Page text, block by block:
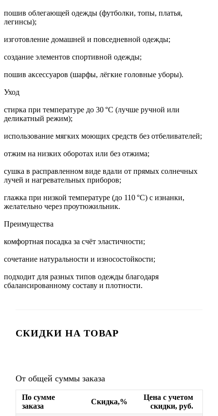
пошив облегающей одежды (футболки, топы, платья,
легинсы);
изготовление домашней и повседневной одежды;
создание элементов спортивной одежды;
пошив аксессуаров (шарфы, лёгкие головные уборы).
Уход
стирка при температуре до 30 °C (лучше ручной или
деликатный режим);
использование мягких моющих средств без отбеливателей;
отжим на низких оборотах или без отжима;
сушка в расправленном виде вдали от прямых солнечных
лучей и нагревательных приборов;
глажка при низкой температуре (до 110 °C) с изнанки,
желательно через проутюжильник.
Преимущества
комфортная посадка за счёт эластичности;
сочетание натуральности и износостойкости;
подходит для разных типов одежды благодаря
сбалансированному составу и плотности.
СКИДКИ НА ТОВАР
От общей суммы заказа
По сумме
заказа
Скидка,%
Цена с учетом
скидки, руб.